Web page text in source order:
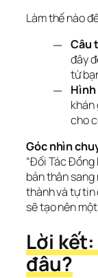
Làm thế nào
Câu
đây
từ
khán
cho
Góc nhìn
“Đối Tác Đồng
bản thân sang
thành và tự tin
sẽ tạo nên
Lời
đâu?